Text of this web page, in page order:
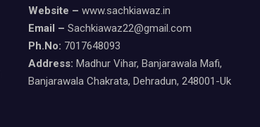
Website – www.sachkiawaz.in
Email – Sachkiawaz22@gmail.com
Ph.No: 7017648093
Address: Madhur Vihar, Banjarawala Mafi,
Banjarawala Chakrata, Dehradun, 248001-Uk